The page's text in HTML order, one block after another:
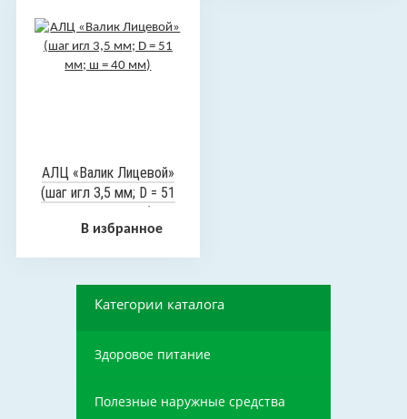
АЛЦ «Валик Лицевой»
(шаг игл 3,5 мм; D = 51
мм; ш = 40 мм)
В избранное
Категории каталога
Здоровое питание
Полезные наружные средства